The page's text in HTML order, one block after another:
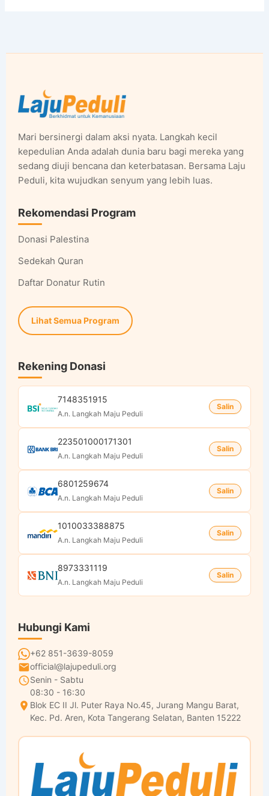
Mari bersinergi dalam aksi nyata. Langkah kecil
kepedulian Anda adalah dunia baru bagi mereka yang
sedang diuji bencana dan keterbatasan. Bersama Laju
Peduli, kita wujudkan senyum yang lebih luas.
Rekomendasi Program
Donasi Palestina
Sedekah Quran
Daftar Donatur Rutin
Lihat Semua Program
Rekening Donasi
7148351915
A.n. Langkah Maju Peduli
Salin
223501000171301
A.n. Langkah Maju Peduli
Salin
6801259674
A.n. Langkah Maju Peduli
Salin
1010033388875
A.n. Langkah Maju Peduli
Salin
8973331119
A.n. Langkah Maju Peduli
Salin
Hubungi Kami
+62 851-3639-8059
official@lajupeduli.org
Senin - Sabtu
08:30 - 16:30
Blok EC II Jl. Puter Raya No.45, Jurang Mangu Barat,
Kec. Pd. Aren, Kota Tangerang Selatan, Banten 15222